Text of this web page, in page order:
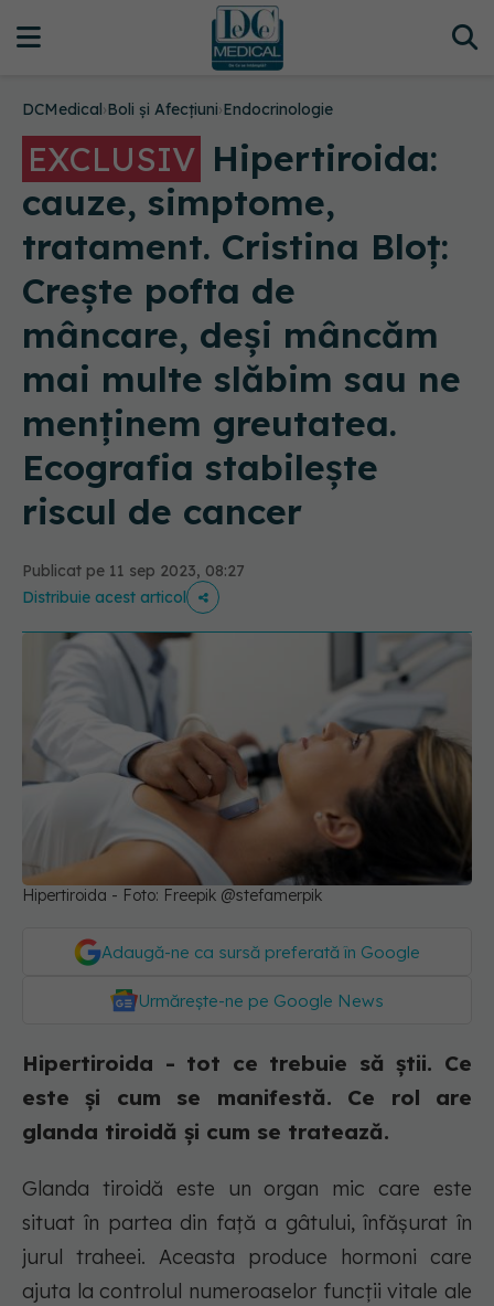
DCMedical›Boli și Afecțiuni›Endocrinologie
EXCLUSIV Hipertiroida:
cauze, simptome,
tratament. Cristina Bloț:
Crește pofta de
mâncare, deși mâncăm
mai multe slăbim sau ne
menținem greutatea.
Ecografia stabilește
riscul de cancer
Publicat pe 11 sep 2023, 08:27
Distribuie acest articol
Hipertiroida - Foto: Freepik @stefamerpik
Adaugă-ne ca sursă preferată în Google
Urmărește-ne pe Google News
Hipertiroida - tot ce trebuie să știi. Ce
este și cum se manifestă. Ce rol are
glanda tiroidă și cum se tratează.
Glanda tiroidă este un organ mic care este
situat în partea din față a gâtului, înfășurat în
jurul traheei. Aceasta produce hormoni care
ajuta la controlul numeroaselor funcții vitale ale